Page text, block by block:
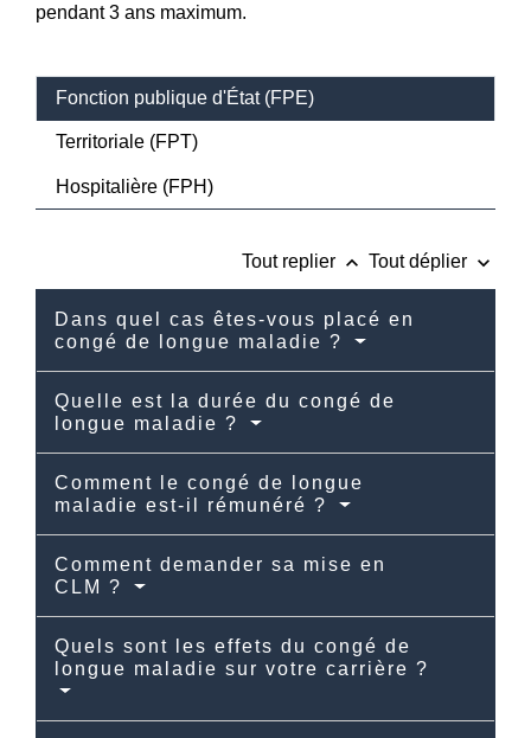
pendant 3 ans maximum.
Fonction publique d'État (FPE)
Territoriale (FPT)
Hospitalière (FPH)
Tout replier keyboard_arrow_up Tout déplier keyboard_arrow_down
Dans quel cas êtes-vous placé en
congé de longue maladie ?
Quelle est la durée du congé de
longue maladie ?
Comment le congé de longue
maladie est-il rémunéré ?
Comment demander sa mise en
CLM ?
Quels sont les effets du congé de
longue maladie sur votre carrière ?